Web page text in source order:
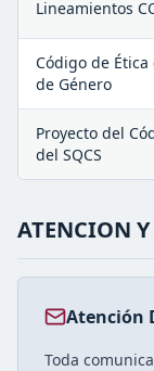
Lineamientos
Código de
de Género
Proyecto del
del SQCS
ATENCION
Atención
Toda